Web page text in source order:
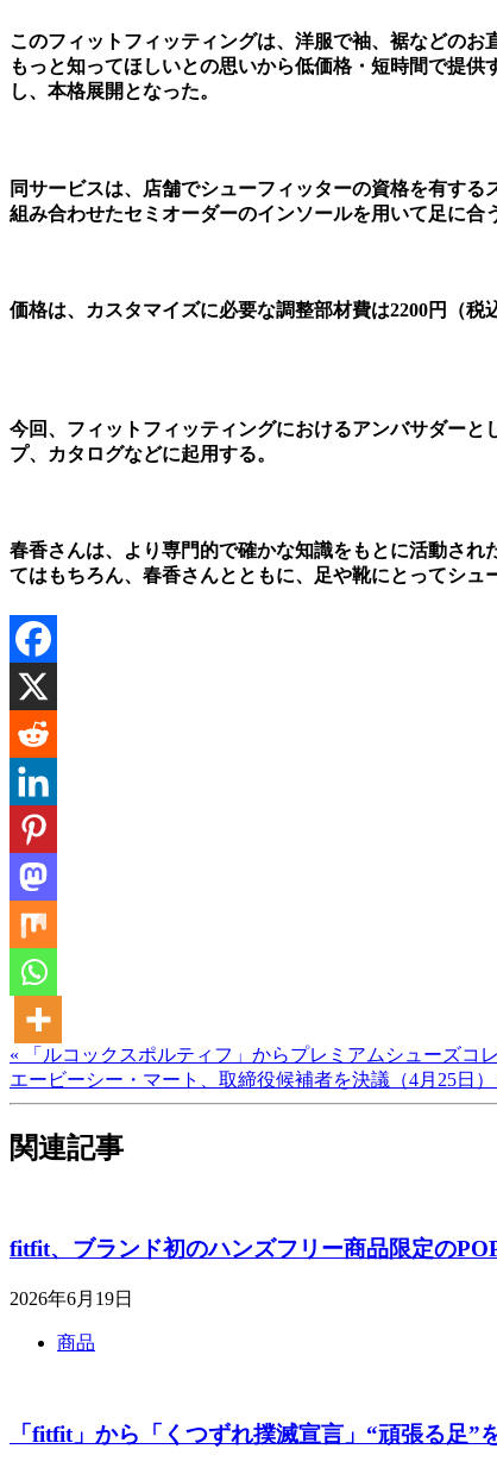
このフィットフィッティングは、洋服で袖、裾などの
もっと知ってほしいとの思いから低価格・短時間で提
し、本格展開となった。
同サービスは、店舗でシューフィッターの資格を有す
組み合わせたセミオーダーのインソールを用いて足に合
価格は、カスタマイズに必要な調整部材費は2200円（
今回、フィットフィッティングにおけるアンバサダー
プ、カタログなどに起用する。
春香さんは、より専門的で確かな知識をもとに活動さ
てはもちろん、春香さんとともに、足や靴にとってシュ
« 「ルコックスポルティフ」からプレミアムシューズ
エービーシー・マート、取締役候補者を決議（4月25日）
関連記事
fitfit、ブランド初のハンズフリー商品限定の
2026年6月19日
商品
「fitfit」から「くつずれ撲滅宣言」“頑張る足